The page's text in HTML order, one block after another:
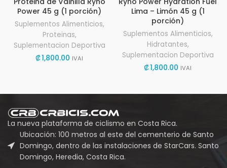
Power 45 g (1 porción)
Suplementos Alimenticios,
Proteinas,
Suplementacion Deportiva
₡1,800.00 IVAI
Lima – Limón 45 g (1
porción)
Suplementos Alimenticios,
Hidratantes,
Suplementacion Deportiva
₡1,800.00 IVAI
La nueva plataforma de ciclismo en Costa Rica.
Ubicación: 100 metros al este del cementerio de Santo
Domingo, dentro de las instalaciones de StarCars. Santo
Domingo, Heredia, Costa Rica.